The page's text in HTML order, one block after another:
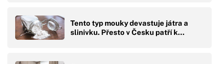
Tento typ mouky devastuje játra a
slinivku. Přesto v Česku patří k…